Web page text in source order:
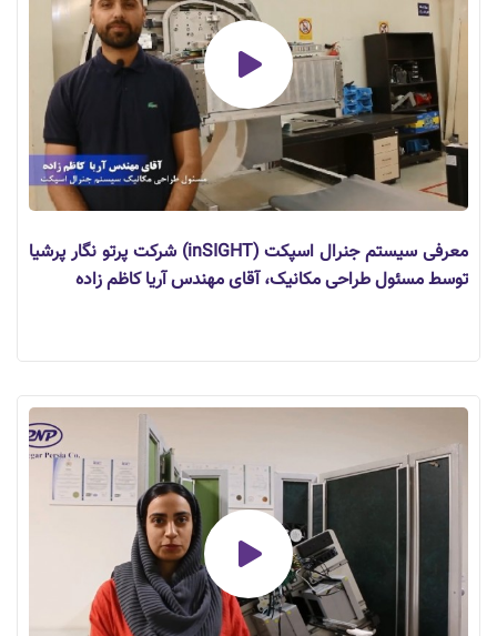
معرفی سیستم جنرال اسپکت (inSIGHT) شرکت پرتو نگار پرشیا
توسط مسئول طراحی مکانیک، آقای مهندس آریا کاظم زاده